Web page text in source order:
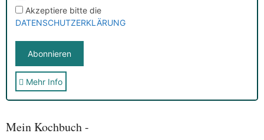
Akzeptiere bitte die
DATENSCHUTZERKLÄRUNG
Sie erhalten nach der Anmeldung eine E-Mail, in der Sie um
Speicherung und Verarbeitung Deiner Daten durch
Myfoodstory einverstanden. Deine Daten werden
Mehr Info
Mein Kochbuch -